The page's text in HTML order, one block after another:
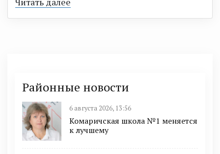
Районные новости
6 августа 2026, 13:56
Комаричская школа №1 меняется
к лучшему